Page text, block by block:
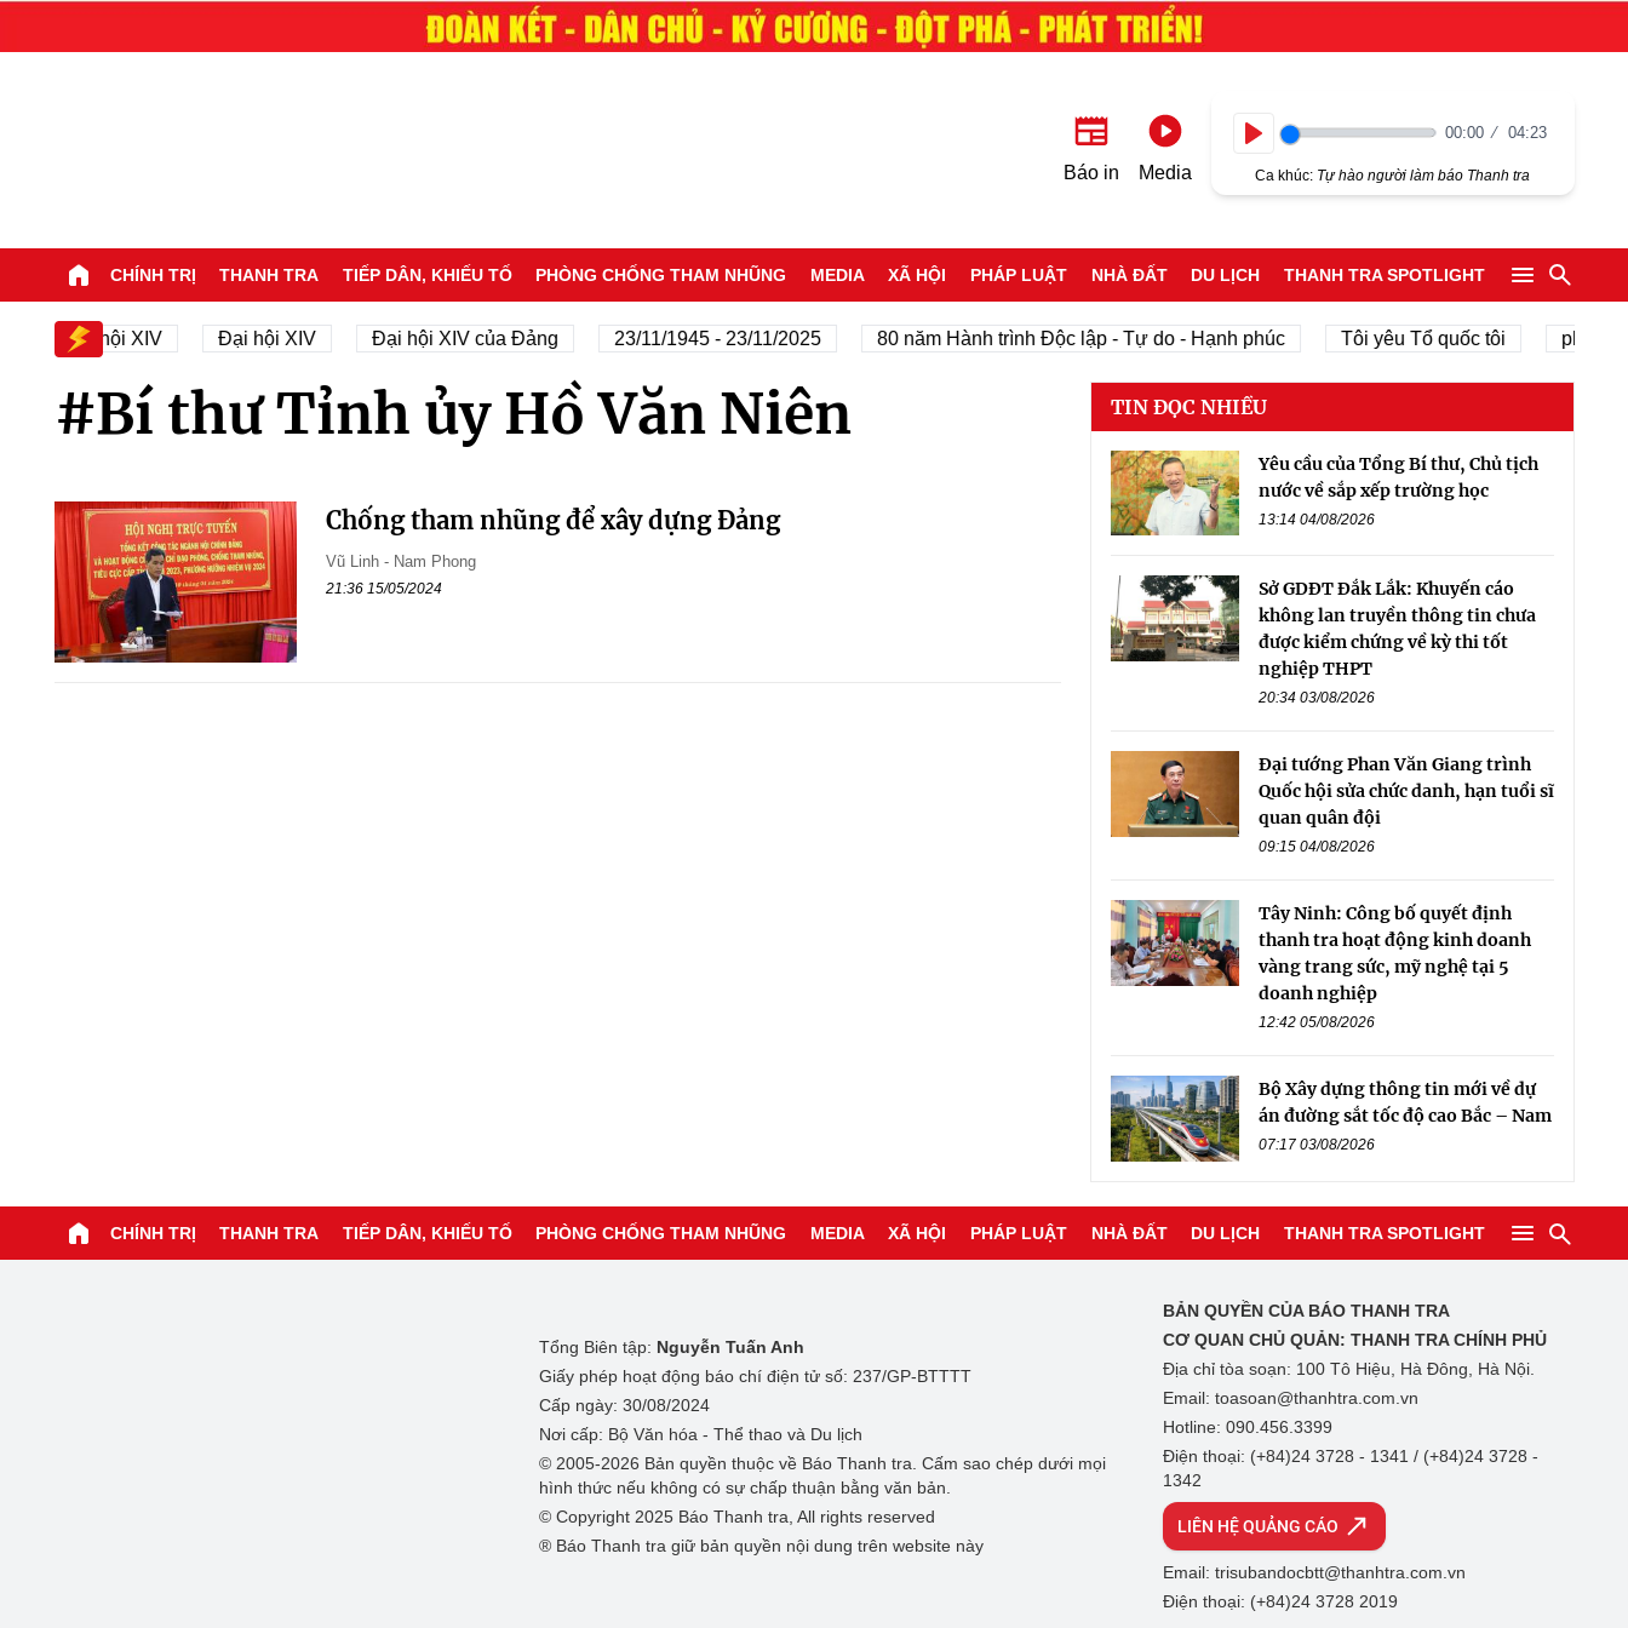
Báo in Media
00:00 04:23
Ca khúc: Tự hào người làm báo Thanh tra
CHÍNH TRỊ THANH TRA TIẾP DÂN, KHIẾU TỐ PHÒNG CHỐNG THAM NHŨNG MEDIA XÃ HỘI PHÁP LUẬT NHÀ ĐẤT DU LỊCH THANH TRA SPOTLIGHT
sự Đại hội XIV Đại hội XIV Đại hội XIV của Đảng 23/11/1945 - 23/11/2025 80 năm Hành trình Độc lập - Tự do - Hạnh phúc Tôi yêu Tổ quốc tôi phát
#Bí thư Tỉnh ủy Hồ Văn Niên
Chống tham nhũng để xây dựng Đảng
Vũ Linh - Nam Phong
21:36 15/05/2024
TIN ĐỌC NHIỀU
Yêu cầu của Tổng Bí thư, Chủ tịch
nước về sắp xếp trường học
13:14 04/08/2026
Sở GDĐT Đắk Lắk: Khuyến cáo
không lan truyền thông tin chưa
được kiểm chứng về kỳ thi tốt
nghiệp THPT
20:34 03/08/2026
Đại tướng Phan Văn Giang trình
Quốc hội sửa chức danh, hạn tuổi sĩ
quan quân đội
09:15 04/08/2026
Tây Ninh: Công bố quyết định
thanh tra hoạt động kinh doanh
vàng trang sức, mỹ nghệ tại 5
doanh nghiệp
12:42 05/08/2026
Bộ Xây dựng thông tin mới về dự
án đường sắt tốc độ cao Bắc – Nam
07:17 03/08/2026
CHÍNH TRỊ THANH TRA TIẾP DÂN, KHIẾU TỐ PHÒNG CHỐNG THAM NHŨNG MEDIA XÃ HỘI PHÁP LUẬT NHÀ ĐẤT DU LỊCH THANH TRA SPOTLIGHT
Tổng Biên tập: Nguyễn Tuấn Anh
Giấy phép hoạt động báo chí điện tử số: 237/GP-BTTTT
Cấp ngày: 30/08/2024
Nơi cấp: Bộ Văn hóa - Thể thao và Du lịch
© 2005-2026 Bản quyền thuộc về Báo Thanh tra. Cấm sao chép dưới mọi
hình thức nếu không có sự chấp thuận bằng văn bản.
© Copyright 2025 Báo Thanh tra, All rights reserved
® Báo Thanh tra giữ bản quyền nội dung trên website này
BẢN QUYỀN CỦA BÁO THANH TRA
CƠ QUAN CHỦ QUẢN: THANH TRA CHÍNH PHỦ
Địa chỉ tòa soạn: 100 Tô Hiệu, Hà Đông, Hà Nội.
Email: toasoan@thanhtra.com.vn
Hotline: 090.456.3399
Điện thoại: (+84)24 3728 - 1341 / (+84)24 3728 -
1342
LIÊN HỆ QUẢNG CÁO
Email: trisubandocbtt@thanhtra.com.vn
Điện thoại: (+84)24 3728 2019